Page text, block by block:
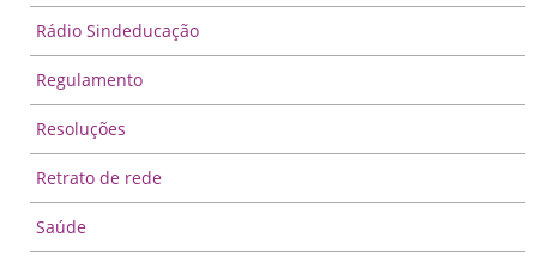
Rádio Sindeducação
Regulamento
Resoluções
Retrato de rede
Saúde